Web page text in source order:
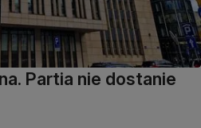
Partia nie dostanie